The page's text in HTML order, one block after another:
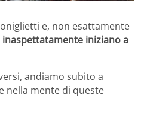
e, non esattamente
inaspettatamente iniziano a
andiamo subito a
nella mente di queste